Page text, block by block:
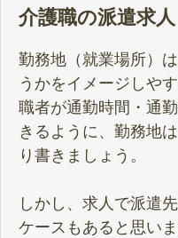
介護職の派遣求
勤務地（就業場所）
うかをイメージしや
職者が通勤時間・通
きるように、勤務地
り書きましょう。
しかし、求人で派遣
ケースもあると思い